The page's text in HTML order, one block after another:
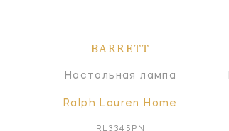
BARRETT
Настольная лампа
Ralph Lauren Home
RL3345PN